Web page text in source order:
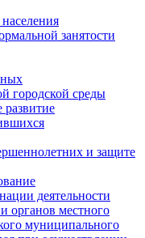
занятости
городской среды
развитие
и защите
деятельности
органов местного
муниципального